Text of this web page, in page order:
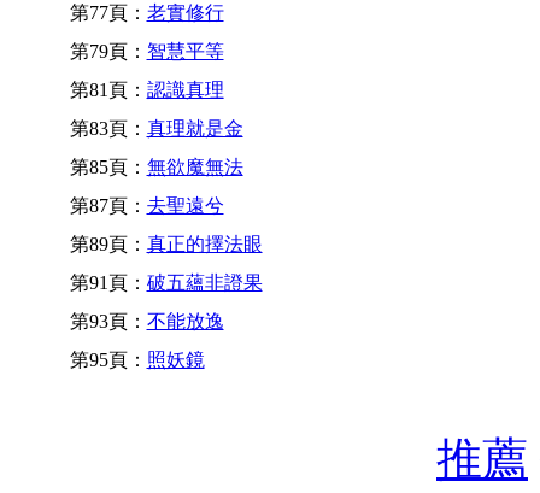
第77頁： 老實修行
第79頁： 智慧平等
第81頁： 認識真理
第83頁： 真理就是金
第85頁： 無欲魔無法
第87頁： 去聖遠兮
第89頁： 真正的擇法眼
第91頁： 破五蘊非證果
第93頁： 不能放逸
第95頁： 照妖鏡
推薦